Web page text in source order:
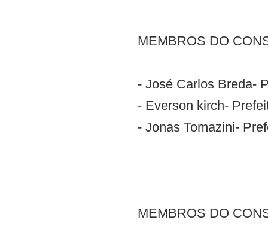
MEMBROS DO
- José Carlos Breda-
- Everson kirch-
- Jonas Tomazini-
MEMBROS DO